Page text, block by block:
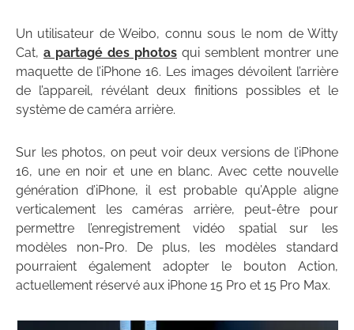
Un utilisateur de Weibo, connu sous le nom de Witty
Cat, a partagé des photos qui semblent montrer une
maquette de l’iPhone 16. Les images dévoilent l’arrière
de l’appareil, révélant deux finitions possibles et le
système de caméra arrière.
Sur les photos, on peut voir deux versions de l’iPhone
16, une en noir et une en blanc. Avec cette nouvelle
génération d’iPhone, il est probable qu’Apple aligne
verticalement les caméras arrière, peut-être pour
permettre l’enregistrement vidéo spatial sur les
modèles non-Pro. De plus, les modèles standard
pourraient également adopter le bouton Action,
actuellement réservé aux iPhone 15 Pro et 15 Pro Max.